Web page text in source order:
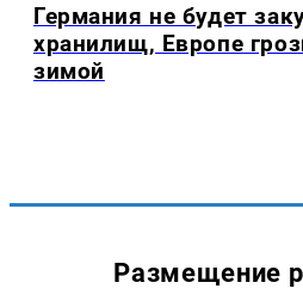
Германия не будет
хранилищ, Европе
зимой
Размещение